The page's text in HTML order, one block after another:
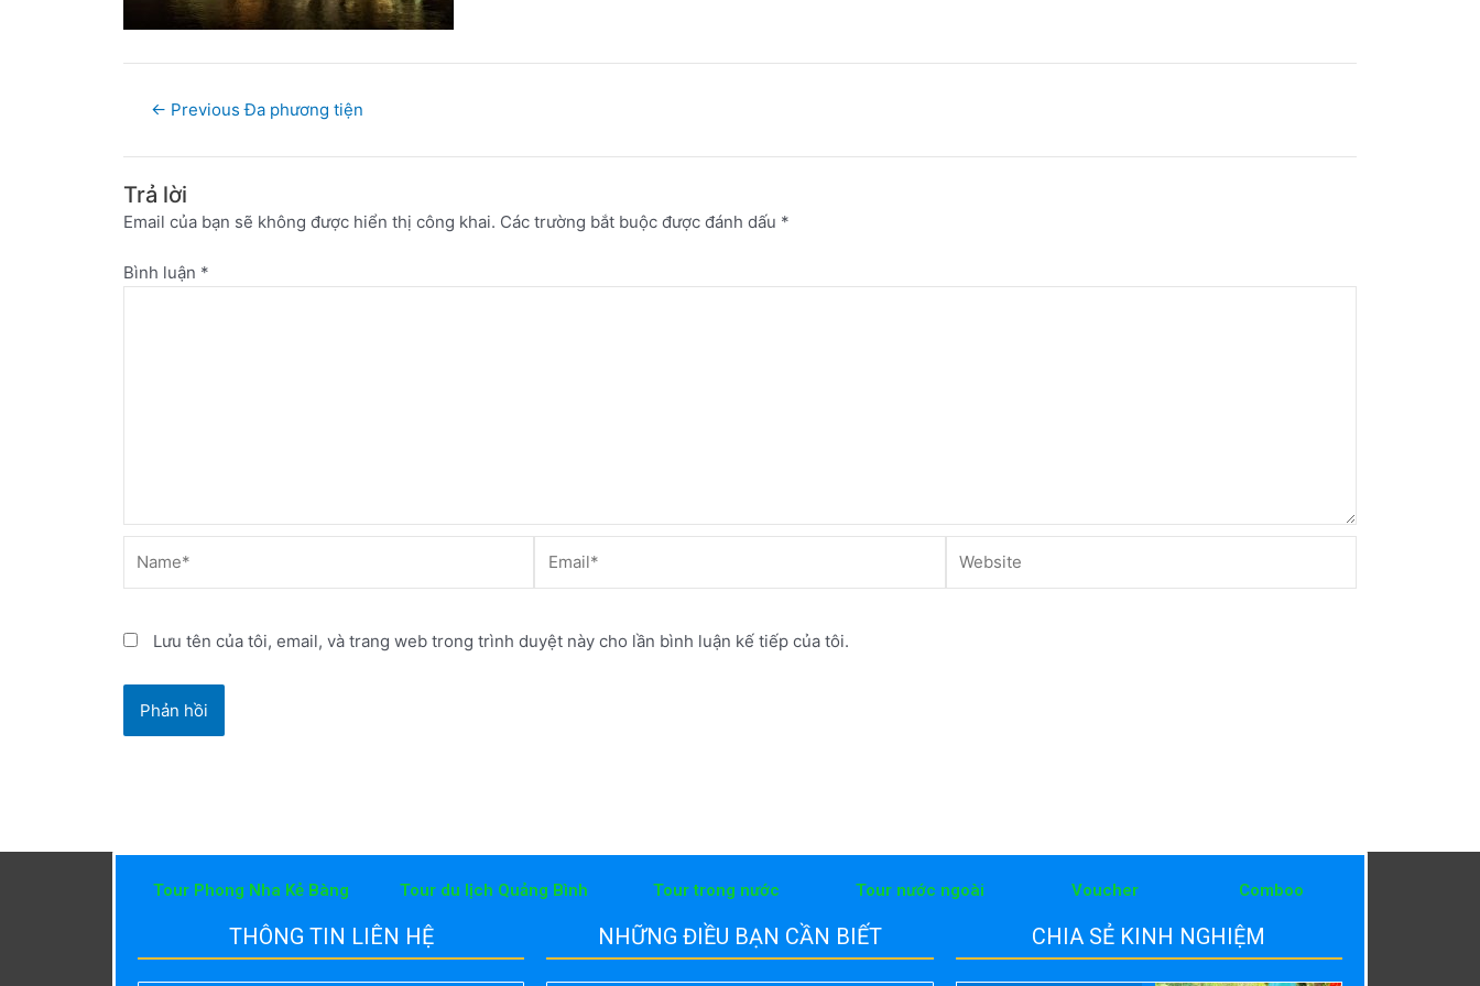
← Previous Đa phương tiện
Trả lời
Email của bạn sẽ không được hiển thị công khai. Các trường bắt buộc được đánh dấu *
Bình luận *
Lưu tên của tôi, email, và trang web trong trình duyệt này cho lần bình luận kế tiếp của tôi.
Tour Phong Nha Kẻ Bàng Tour du lịch Quảng Bình Tour trong nước Tour nước ngoài Voucher Comboo
THÔNG TIN LIÊN HỆ NHỮNG ĐIỀU BẠN CẦN BIẾT CHIA SẺ KINH NGHIỆM